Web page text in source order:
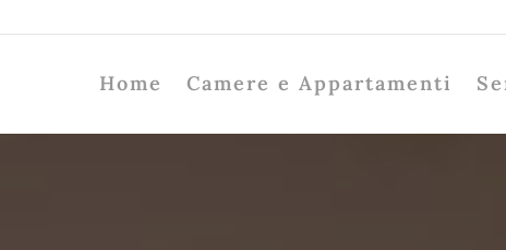
Home Camere e Appartamenti